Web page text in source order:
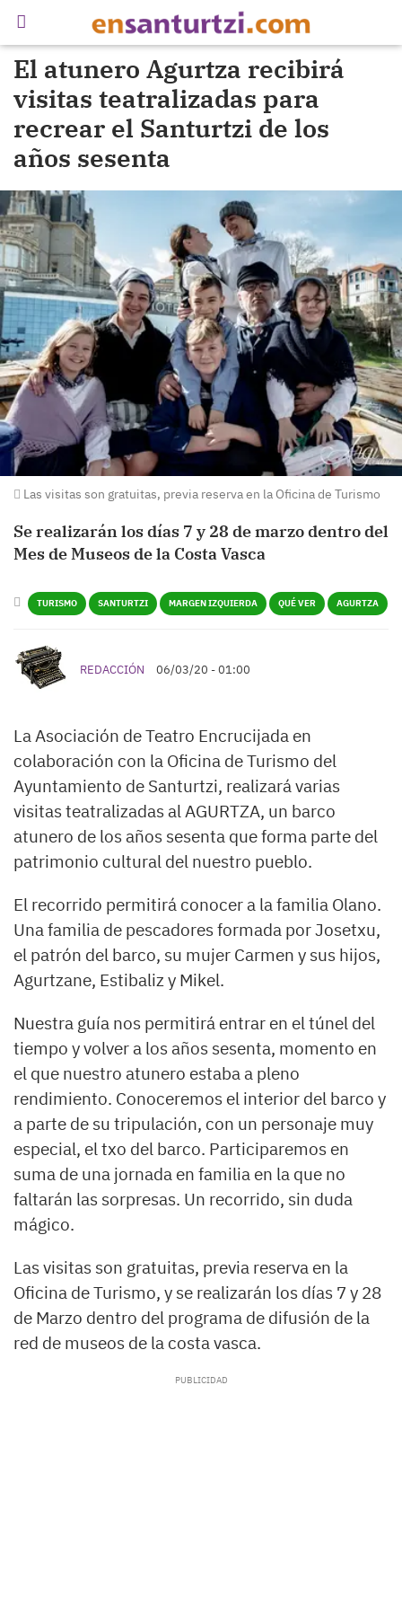
El atunero Agurtza recibirá
visitas teatralizadas para
recrear el Santurtzi de los
años sesenta
Las visitas son gratuitas, previa reserva en la Oficina de Turismo
Se realizarán los días 7 y 28 de marzo dentro del
Mes de Museos de la Costa Vasca
TURISMO SANTURTZI MARGEN IZQUIERDA QUÉ VER AGURTZA
REDACCIÓN 06/03/20 - 01:00
La Asociación de Teatro Encrucijada en
colaboración con la Oficina de Turismo del
Ayuntamiento de Santurtzi, realizará varias
visitas teatralizadas al AGURTZA, un barco
atunero de los años sesenta que forma parte del
patrimonio cultural del nuestro pueblo.
El recorrido permitirá conocer a la familia Olano.
Una familia de pescadores formada por Josetxu,
el patrón del barco, su mujer Carmen y sus hijos,
Agurtzane, Estibaliz y Mikel.
Nuestra guía nos permitirá entrar en el túnel del
tiempo y volver a los años sesenta, momento en
el que nuestro atunero estaba a pleno
rendimiento. Conoceremos el interior del barco y
a parte de su tripulación, con un personaje muy
especial, el txo del barco. Participaremos en
suma de una jornada en familia en la que no
faltarán las sorpresas. Un recorrido, sin duda
mágico.
Las visitas son gratuitas, previa reserva en la
Oficina de Turismo, y se realizarán los días 7 y 28
de Marzo dentro del programa de difusión de la
red de museos de la costa vasca.